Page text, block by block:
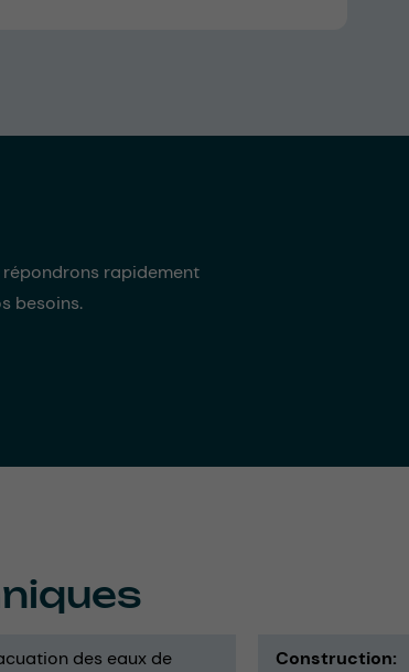
rapidement
besoins.
des eaux de
Construction